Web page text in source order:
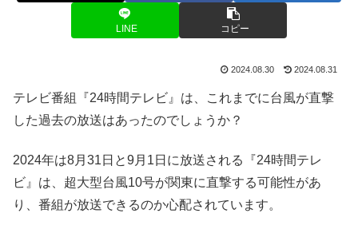
LINE コピー
2024.08.30 2024.08.31
テレビ番組『24時間テレビ』は、これまでに台風が直撃
した過去の放送はあったのでしょうか？
2024年は8月31日と9月1日に放送される『24時間テレ
ビ』は、超大型台風10号が関東に直撃する可能性があ
り、番組が放送できるのか心配されています。